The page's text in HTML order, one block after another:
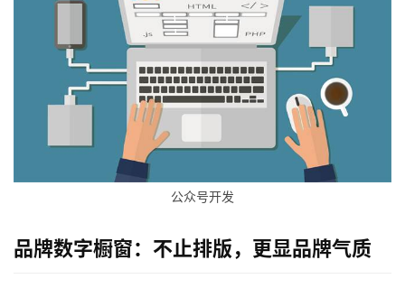
公众号开发
品牌数字橱窗：不止排版，更显品牌气质